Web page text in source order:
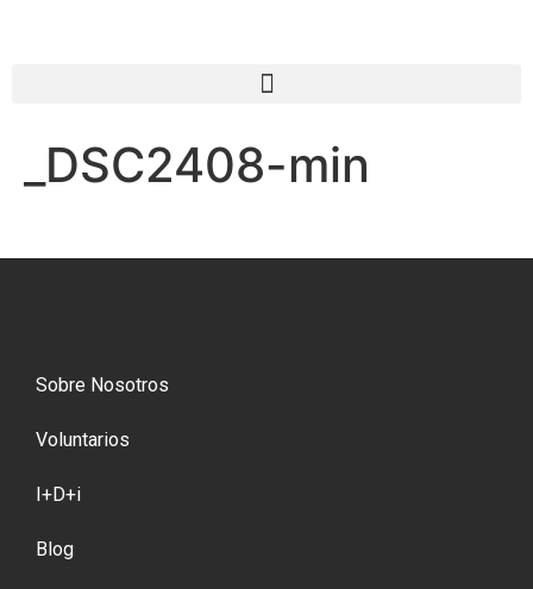
_DSC2408-min
Sobre Nosotros
Voluntarios
I+D+i
Blog